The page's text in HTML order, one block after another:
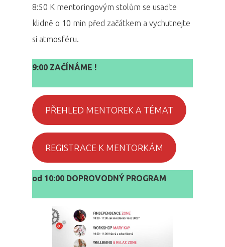
8:50 K mentoringovým stolům se usaďte
klidně o 10 min před začátkem a vychutnejte
si atmosféru.
9:00 ZAČÍNÁME !
PŘEHLED MENTOREK A TÉMAT
REGISTRACE K MENTORKÁM
od 10:00 DOPROVODNÝ PROGRAM